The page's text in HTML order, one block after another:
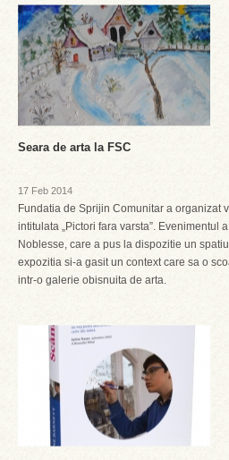
Seara de arta la FSC
17 Feb 2014
Fundatia de Sprijin Comunitar a organizat
intitulata „Pictori fara varsta”. Evenimentul
Noblesse, care a pus la dispozitie un
expozitia si-a gasit un context care sa o
intr-o galerie obisnuita de arta.